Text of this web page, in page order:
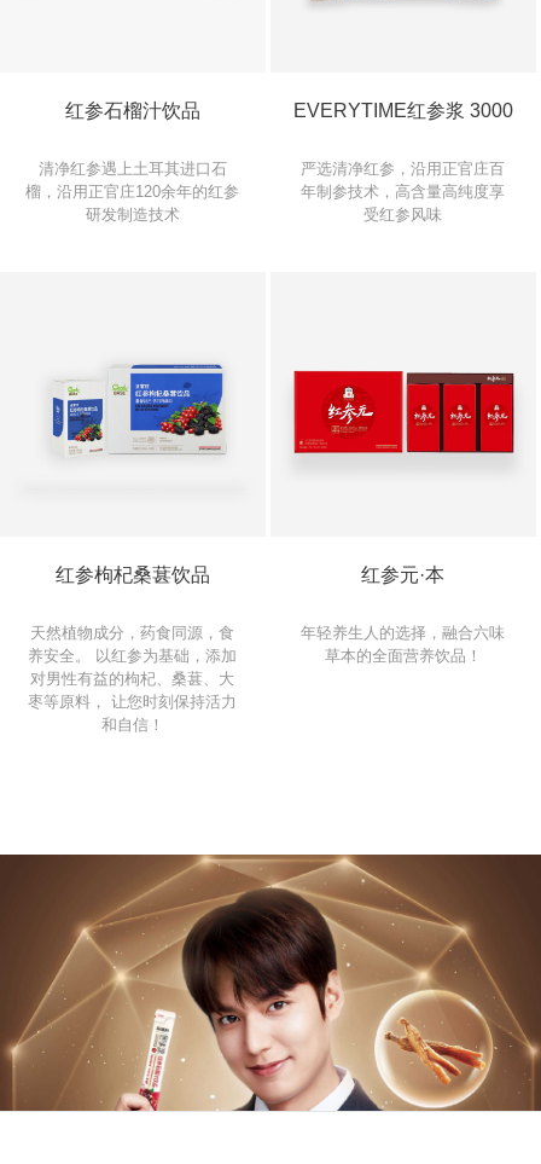
红参石榴汁饮品
清净红参遇上土耳其进口石
榴，沿用正官庄120余年的红参
研发制造技术
EVERYTIME红参浆 3000
严选清净红参，沿用正官庄百
年制参技术，高含量高纯度享
受红参风味
红参枸杞桑葚饮品
天然植物成分，药食同源，食
养安全。 以红参为基础，添加
对男性有益的枸杞、桑葚、大
枣等原料， 让您时刻保持活力
和自信！
红参元·本
年轻养生人的选择，融合六味
草本的全面营养饮品！